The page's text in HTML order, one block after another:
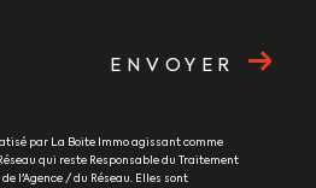
ENVOYER
par La Boite Immo agissant comme
qui reste Responsable du Traitement
l'Agence / du Réseau. Elles sont